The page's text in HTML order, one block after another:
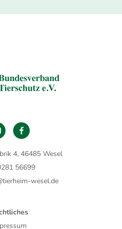
4, 46485 Wesel
56699
wesel.de